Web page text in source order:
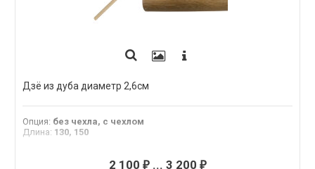
Дзё из дуба диаметр 2,6см
Опция: без чехла, с чехлом
Длина: 130, 150
2 100 ₽... 3 200 ₽